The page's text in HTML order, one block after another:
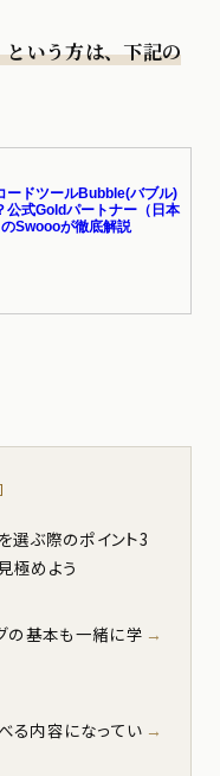
いう方は、下記の
]
選ぶ際のポイント3
極めよう
の基本も一緒に学
る内容になってい